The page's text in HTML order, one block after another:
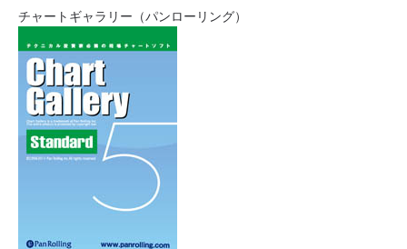
チャートギャラリー（パンローリング）